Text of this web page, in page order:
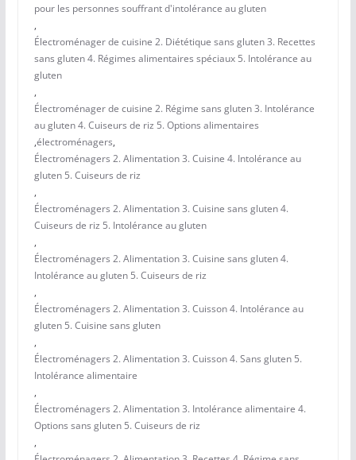
pour les personnes souffrant d'intolérance au gluten
,
Électroménager de cuisine 2. Diététique sans gluten 3. Recettes
sans gluten 4. Régimes alimentaires spéciaux 5. Intolérance au
gluten
,
Électroménager de cuisine 2. Régime sans gluten 3. Intolérance
au gluten 4. Cuiseurs de riz 5. Options alimentaires
,électroménagers,
Électroménagers 2. Alimentation 3. Cuisine 4. Intolérance au
gluten 5. Cuiseurs de riz
,
Électroménagers 2. Alimentation 3. Cuisine sans gluten 4.
Cuiseurs de riz 5. Intolérance au gluten
,
Électroménagers 2. Alimentation 3. Cuisine sans gluten 4.
Intolérance au gluten 5. Cuiseurs de riz
,
Électroménagers 2. Alimentation 3. Cuisson 4. Intolérance au
gluten 5. Cuisine sans gluten
,
Électroménagers 2. Alimentation 3. Cuisson 4. Sans gluten 5.
Intolérance alimentaire
,
Électroménagers 2. Alimentation 3. Intolérance alimentaire 4.
Options sans gluten 5. Cuiseurs de riz
,